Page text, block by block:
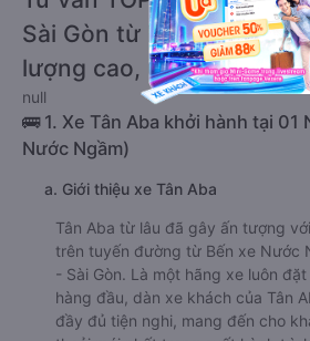
Sài Gòn từ Bến xe Nước
lượng cao, uy tín, giá rẻ
null
🚌 1. Xe Tân Aba khởi hành tại 01
Nước Ngầm)
a. Giới thiệu xe Tân Aba
Tân Aba từ lâu đã gây ấn tượng
trên tuyến đường từ Bến xe Nước
- Sài Gòn. Là một hãng xe luôn
hàng đầu, dàn xe khách của Tân
đầy đủ tiện nghi, mang đến cho